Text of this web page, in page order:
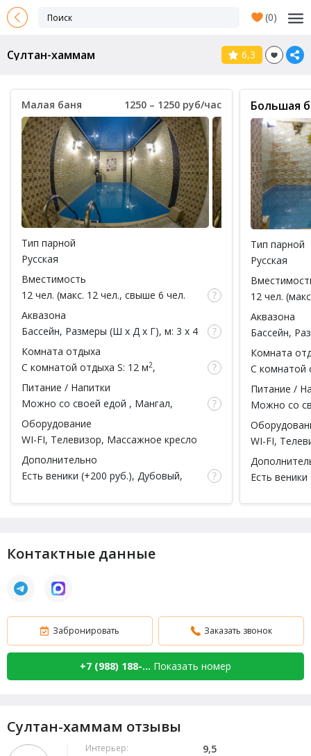
(0)
Султан-хаммам 6,3
Малая баня 1250 – 1250 руб/час
Тип парной
Русская
Вместимость
12 чел. (макс. 12 чел., свыше 6 чел.
чел.)
Аквазона
Бассейн, Размеры (Ш x Д x Г), м: 3 x 4
Обливное ведро
Комната отдыха
С комнатой отдыха S: 12 м2,
Питание / Напитки
Можно со своей едой , Мангал,
Кафе/ресторан
зона, Чай, Русская кухня,
Европейская кухня
Оборудование
WI-FI, Телевизор, Массажное кресло
Дополнительно
Есть веники (+200 руб.), Дубовый,
(+100 руб.),Массаж,Спа процедуры,
Большая
Тип парной
Русская
12 чел.
чел.)
Аквазона
Бассейн,
ведро
Комната
С комнатой
Питание /
Можно со
Кафе/
кухня,
WI-FI,
Есть веники
процедуры,
Контактные данные
Забронировать Заказать звонок
+7 (988) 188-... Показать номер
Султан-хаммам отзывы
Интерьер: 9,5